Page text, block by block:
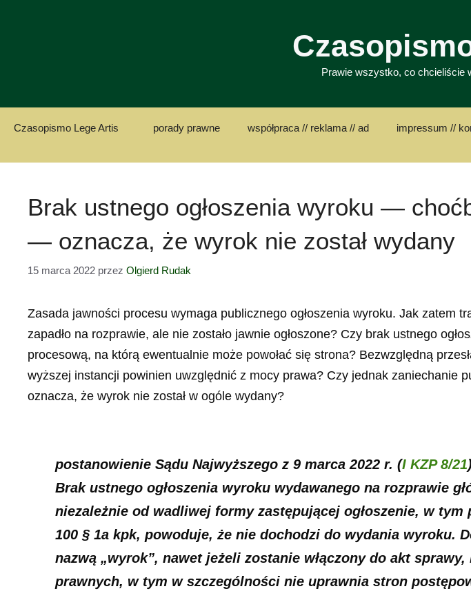
Prawie wszystko, co chcieliście
Czasopismo Lege Artis porady prawne współpraca // reklama // ad impressum //
Brak ustnego ogłoszenia wyroku —
— oznacza, że wyrok nie został wydany
15 marca 2022 przez Olgierd Rudak
Zasada jawności procesu wymaga publicznego ogłoszenia wyroku. Jak zatem
zapadło na rozprawie, ale nie zostało jawnie ogłoszone? Czy brak ustnego
procesową, na którą ewentualnie może powołać się strona? Bezwzględną
wyższej instancji powinien uwzględnić z mocy prawa? Czy jednak zaniechanie
oznacza, że wyrok nie został w ogóle wydany?
postanowienie Sądu Najwyższego z 9 marca 2022 r. (I KZP 8/21)
Brak ustnego ogłoszenia wyroku wydawanego na rozprawie
niezależnie od wadliwej formy zastępującej ogłoszenie, w tym
100 § 1a kpk, powoduje, że nie dochodzi do wydania wyroku.
nazwą „wyrok”, nawet jeżeli zostanie włączony do akt
prawnych, w tym w szczególności nie uprawnia stron